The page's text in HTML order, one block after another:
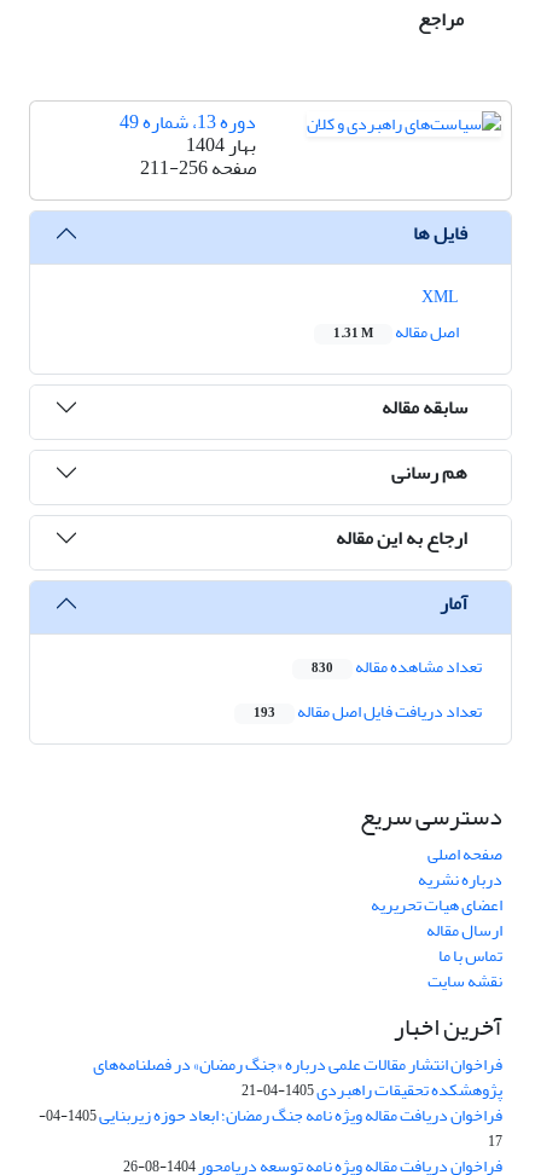
مراجع
دوره 13، شماره 49
بهار 1404
صفحه211-256
فایل ها
اصل مقاله
1.31 M
سابقه مقاله
هم رسانی
ارجاع به این مقاله
آمار
تعداد مشاهده مقاله 830
تعداد دریافت فایل اصل مقاله 193
دسترسی سریع
صفحه اصلی
درباره نشریه
اعضای هیات تحریریه
ارسال مقاله
تماس با ما
نقشه سایت
آخرین اخبار
فراخوان انتشار مقالات علمی درباره «جنگ رمضان» در فصلنامه‌های
پژوهشکده تحقیقات راهبردی1405-04-21
فراخوان دریافت مقاله ویژه نامه جنگ رمضان؛ ابعاد حوزه زیربنایی
1405-04-
17
فراخوان دریافت مقاله ویژه نامه توسعه دریامحور1404-08-26